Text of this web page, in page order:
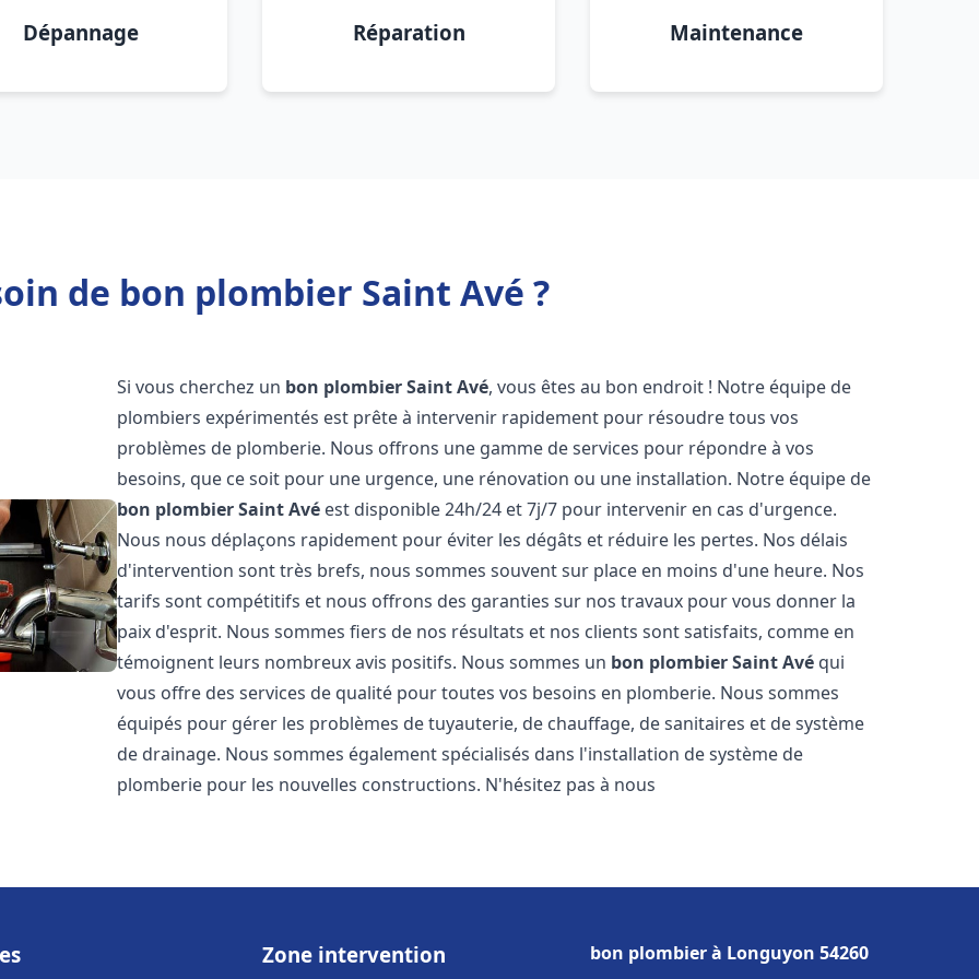
Dépannage Réparation Maintenance
de bon plombier Saint Avé ?
Si vous cherchez un bon plombierSaint Avé, vous êtes au bon endroit ! Notre équipe de
plombiers expérimentés est prête à intervenir rapidement pour résoudre tous vos
problèmes de plomberie. Nous offrons une gamme de services pour répondre à vos
besoins, que ce soit pour une urgence, une rénovation ou une installation. Notre équipe de
bon plombierSaint Avé est disponible 24h/24 et 7j/7 pour intervenir en cas d'urgence.
Nous nous déplaçons rapidement pour éviter les dégâts et réduire les pertes. Nos délais
d'intervention sont très brefs, nous sommes souvent sur place en moins d'une heure. Nos
tarifs sont compétitifs et nous offrons des garanties sur nos travaux pour vous donner la
paix d'esprit. Nous sommes fiers de nos résultats et nos clients sont satisfaits, comme en
témoignent leurs nombreux avis positifs. Nous sommes un bon plombierSaint Avé qui
vous offre des services de qualité pour toutes vos besoins en plomberie. Nous sommes
équipés pour gérer les problèmes de tuyauterie, de chauffage, de sanitaires et de système
de drainage. Nous sommes également spécialisés dans l'installation de système de
plomberie pour les nouvelles constructions. N'hésitez pas à nous
Zone intervention bon plombier à Longuyon 54260